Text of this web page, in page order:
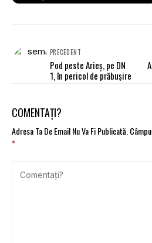
PRECEDENT
Pod peste Arieş, pe DN
1, în pericol de prăbuşire
COMENTAȚI?
Adresa Ta De Email Nu Va Fi Publicată.
*